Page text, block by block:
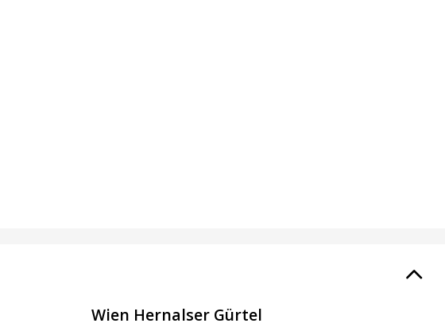
Wien Hernalser Gürtel